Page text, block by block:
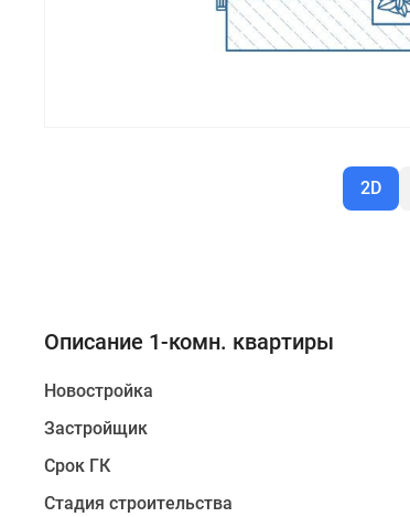
2D
Описание 1-комн. квартиры
Новостройка
Застройщик
Срок ГК
Стадия строительства